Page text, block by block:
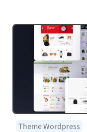
Theme Wordpress